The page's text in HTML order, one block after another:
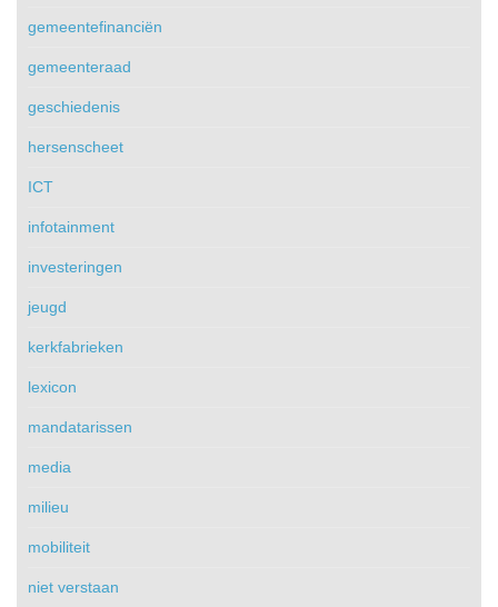
gemeentefinanciën
gemeenteraad
geschiedenis
hersenscheet
ICT
infotainment
investeringen
jeugd
kerkfabrieken
lexicon
mandatarissen
media
milieu
mobiliteit
niet verstaan